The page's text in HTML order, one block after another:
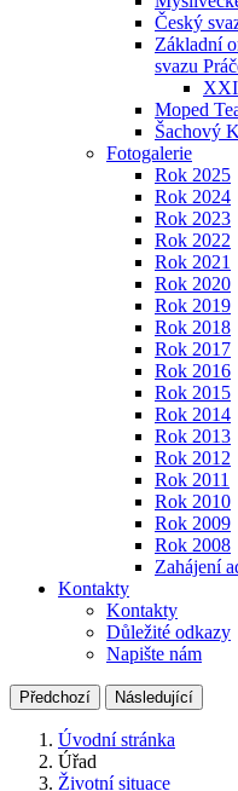
Český
Základní
svazu
Moped
Šachový
Fotogalerie
Rok 2025
Rok 2024
Rok 2023
Rok 2022
Rok 2021
Rok 2020
Rok 2019
Rok 2018
Rok 2017
Rok 2016
Rok 2015
Rok 2014
Rok 2013
Rok 2012
Rok 2011
Rok 2010
Rok 2009
Rok 2008
Zahájení
Kontakty
Kontakty
Důležité odkazy
Napište nám
Předchozí Následující
Úvodní stránka
Úřad
Životní situace